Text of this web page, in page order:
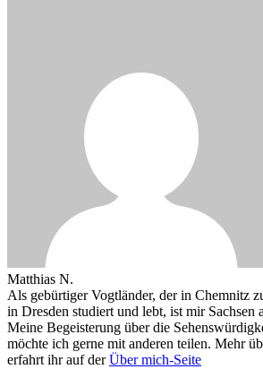
Matthias N.
Als gebürtiger Vogtländer, der in Chemnitz
in Dresden studiert und lebt, ist mir Sachsen
Meine Begeisterung über die
möchte ich gerne mit anderen teilen. Mehr
erfahrt ihr auf derÜber mich-Seite